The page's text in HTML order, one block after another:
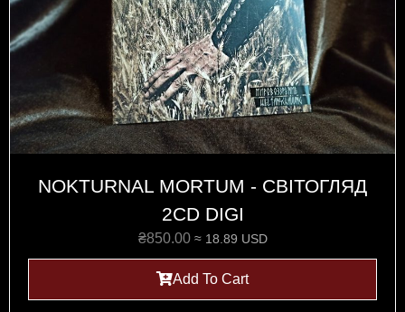
NOKTURNAL MORTUM - СВІТОГЛЯД
2CD DIGI
₴850.00 ≈ 18.89 USD
Add To Cart